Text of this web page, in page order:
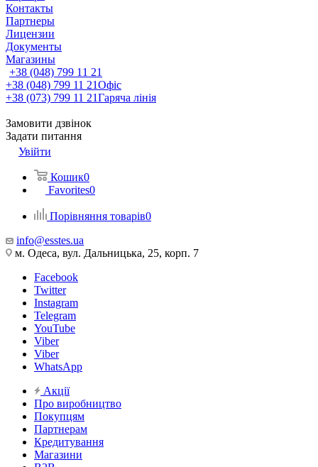
Контакты
Партнеры
Лицензии
Документы
Магазины
+38 (048) 799 11 21
+38 (048) 799 11 21Офіс
+38 (073) 799 11 21Гаряча лінія
Замовити дзвінок
Задати питання
Увійти
Кошик0
Favorites0
Порівняння товарів0
info@esstes.ua
м. Одеса, вул. Дальницька, 25, корп. 7
Facebook
Twitter
Instagram
Telegram
YouTube
Viber
Viber
WhatsApp
Акції
Про виробництво
Покупцям
Партнерам
Кредитування
Магазини